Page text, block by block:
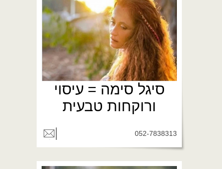
סיגל סימה = עיסוי
ורוקחות טבעית
052-7838313